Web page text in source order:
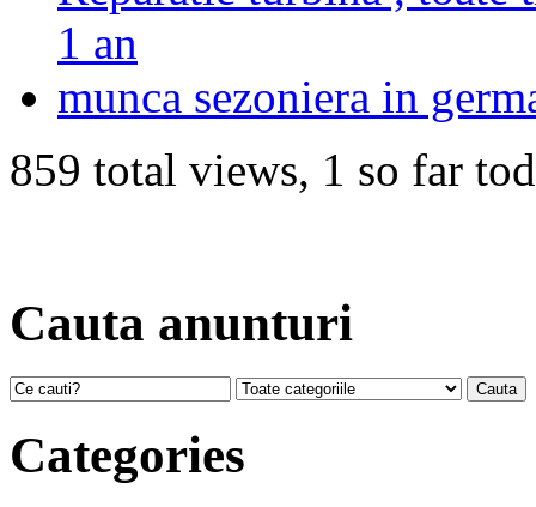
1 an
munca sezoniera in
859 total views, 1 so far
Cauta anunturi
Categories